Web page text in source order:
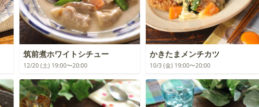
筑前煮ホワイトシチュー
12/20 (土) 19:00〜20:00
かきたまメンチカツ
10/3 (金) 19:00〜20:00